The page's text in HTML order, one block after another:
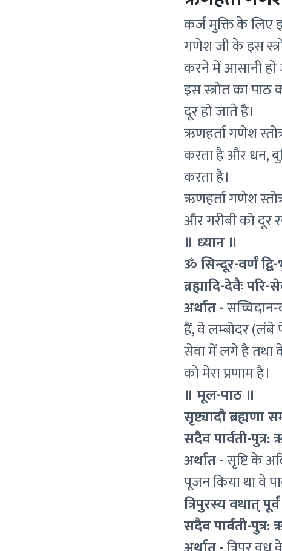
कर्ज मुक्ति के लिए
गणेश जी के इस
करने में आसानी हो
इस स्त्रोत का
दूर हो जाते है।
ऋणहर्ता गणेश
करता है और धन,
करता है।
ऋणहर्ता गणेश
और गरीबी को दूर
॥ ध्यान ॥
ॐ सिन्दूर-वर्णं
ब्रह्मादि-देवैः
अर्थात -
हैं, वे लम्बोदर (लंबे
सेवा में लगे है तथा
को मेरा प्रणाम है।
॥ मूल-पाठ ॥
सृष्ट्यादौ
सदैव पार्वती-
अर्थात -सृष्टि के
पूजन किया था वे
त्रिपुरस्य वधात्
सदैव पार्वती-